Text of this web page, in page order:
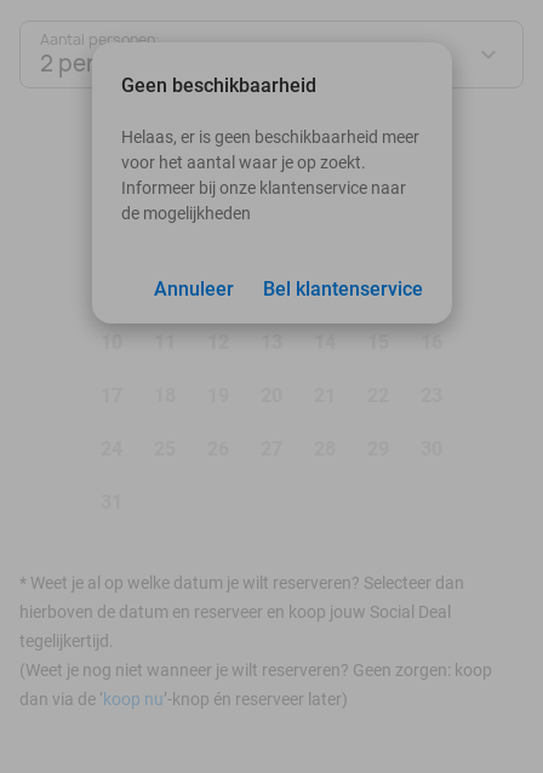
Aantal personen:
2 personen
augustus 2026
Ma
Di Wo Do Vr
4 5 6 7 8
* Weet je al op welke datum je wilt reserveren? Selecteer dan
hierboven de datum en reserveer en koop jouw Social Deal
tegelijkertijd.
(Weet je nog niet wanneer je wilt reserveren? Geen zorgen: koop
dan via de ‘koop nu’-knop én reserveer later)
Geen beschikbaarheid
Helaas, er is geen beschikbaarheid meer
voor het aantal waar je op zoekt.
Informeer bij onze klantenservice naar
de mogelijkheden
Bel klantenservice
Annuleer